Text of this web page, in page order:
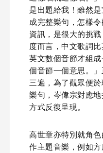
是出題給我！雖然
成完整樂句，怎樣
資訊，是很大的挑
度而言，中文歌詞
英文數個音節才組
個音節一個意思。
三遍，為了觀眾便
樂句，岑偉宗對應
方式反復呈現。
高世章亦特別就角
作主題音樂，例如方